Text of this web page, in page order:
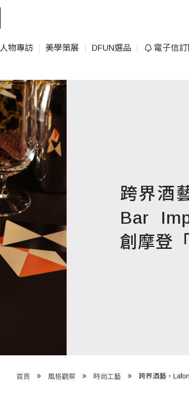
人物專訪 美學策展 DFUN選品 電子信訂
跨界酒
Bar
創摩登
首頁 風格觀察 時尚工藝 跨界酒藝，